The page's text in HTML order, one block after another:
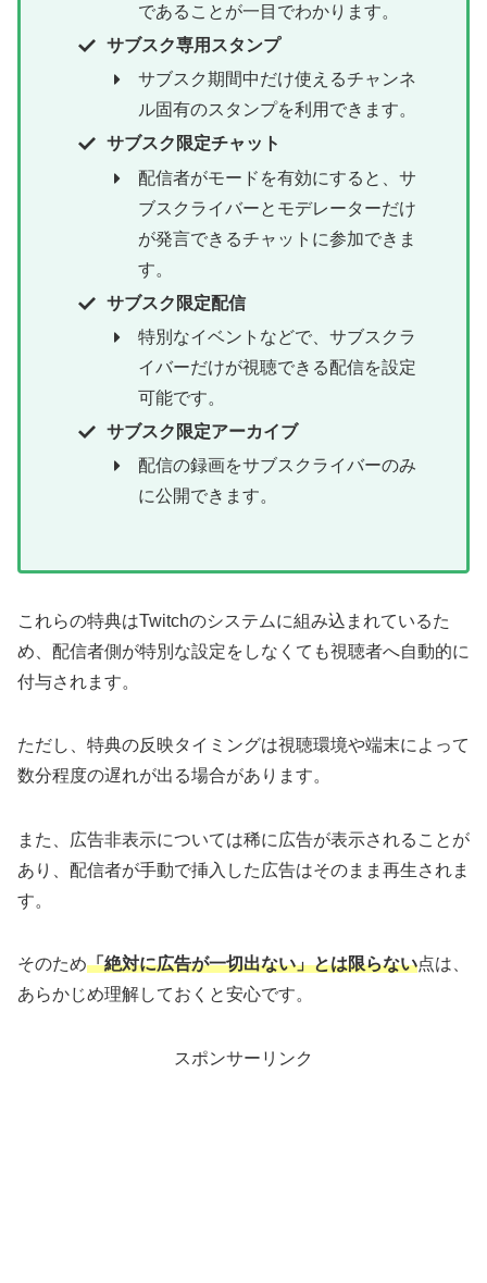
であることが一目でわかります。
サブスク専用スタンプ
サブスク期間中だけ使えるチャンネ
ル固有のスタンプを利用できます。
サブスク限定チャット
配信者がモードを有効にすると、サ
ブスクライバーとモデレーターだけ
が発言できるチャットに参加できま
す。
サブスク限定配信
特別なイベントなどで、サブスクラ
イバーだけが視聴できる配信を設定
可能です。
サブスク限定アーカイブ
配信の録画をサブスクライバーのみ
に公開できます。
これらの特典はTwitchのシステムに組み込まれているた
め、配信者側が特別な設定をしなくても視聴者へ自動的に
付与されます。
ただし、特典の反映タイミングは視聴環境や端末によって
数分程度の遅れが出る場合があります。
また、広告非表示については稀に広告が表示されることが
あり、配信者が手動で挿入した広告はそのまま再生されま
す。
そのため「絶対に広告が一切出ない」とは限らない点は、
あらかじめ理解しておくと安心です。
スポンサーリンク